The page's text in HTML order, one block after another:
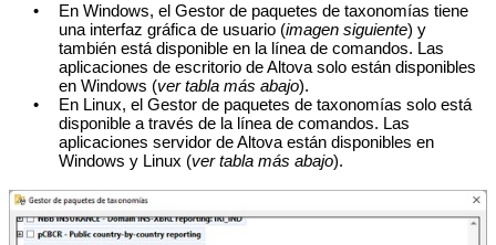
•
En Windows, elGestor de paquetes de taxonomías tiene
una interfaz gráfica de usuario (imagen siguiente) y
también está disponible en la línea de comandos. Las
aplicaciones de escritorio de Altova solo están disponibles
en Windows (ver tabla más abajo).
•
En Linux, elGestor de paquetes de taxonomías solo está
disponible a través de la línea de comandos. Las
aplicaciones servidor de Altova están disponibles en
Windows y Linux (ver tabla más abajo).